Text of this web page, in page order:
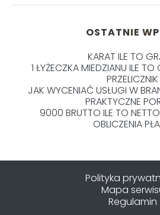
OSTATNIE
KARAT ILE TO
1 ŁYŻECZKA MIEDZIANU ILE
PRZELICZNIK
JAK WYCENIAĆ USŁUGI W
PRAKTYCZNE
9000 BRUTTO ILE TO
OBLICZENIA
Polityka
Mapa
Regulamin